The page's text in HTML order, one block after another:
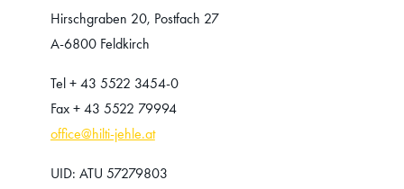
Hirschgraben 20, Postfach 27
A-6800 Feldkirch
Tel + 43 5522 3454-0
Fax + 43 5522 79994
office@hilti-jehle.at
UID: ATU 57279803